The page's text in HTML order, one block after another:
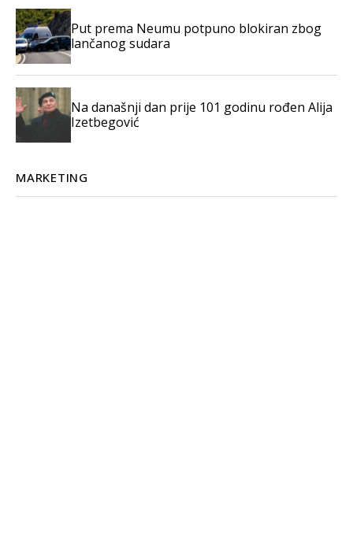
Put prema Neumu potpuno blokiran zbog
lančanog sudara
Na današnji dan prije 101 godinu rođen Alija
Izetbegović
MARKETING